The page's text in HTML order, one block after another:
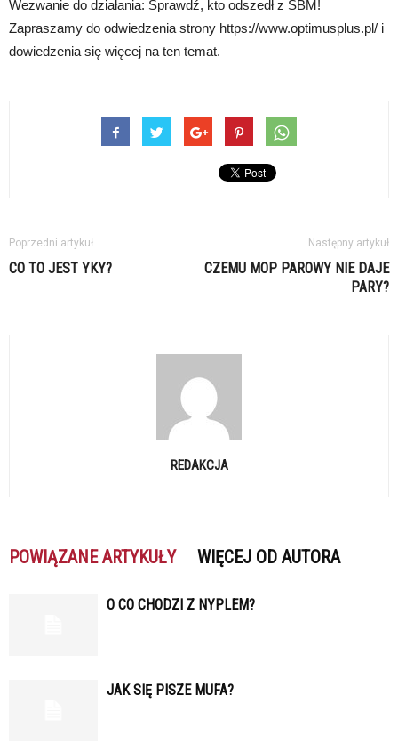
Wezwanie do działania: Sprawdź, kto odszedł z SBM!
Zapraszamy do odwiedzenia strony https://www.optimusplus.pl/ i
dowiedzenia się więcej na ten temat.
Poprzedni artykuł
CO TO JEST YKY?
Następny artykuł
CZEMU MOP PAROWY NIE DAJE
PARY?
REDAKCJA
POWIĄZANE ARTYKUŁY WIĘCEJ OD AUTORA
O CO CHODZI Z NYPLEM?
JAK SIĘ PISZE MUFA?